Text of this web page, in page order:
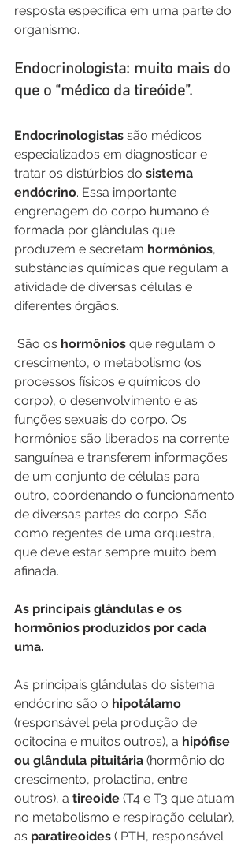
resposta específica em uma parte do
organismo.
Endocrinologista: muito mais do
que o “médico da tireóide”.
Endocrinologistas são médicos
especializados em diagnosticar e
tratar os distúrbios do sistema
endócrino. Essa importante
engrenagem do corpo humano é
formada por glândulas que
produzem e secretam hormônios,
substâncias químicas que regulam a
atividade de diversas células e
diferentes órgãos.
São os hormônios que regulam o
crescimento, o metabolismo (os
processos físicos e químicos do
corpo), o desenvolvimento e as
funções sexuais do corpo. Os
hormônios são liberados na corrente
sanguínea e transferem informações
de um conjunto de células para
outro, coordenando o funcionamento
de diversas partes do corpo. São
como regentes de uma orquestra,
que deve estar sempre muito bem
afinada.
As principais glândulas e os
hormônios produzidos por cada
uma.
As principais glândulas do sistema
endócrino são o hipotálamo
(responsável pela produção de
ocitocina e muitos outros), a hipófise
ou glândula pituitária (hormônio do
crescimento, prolactina, entre
outros), a tireoide (T4 e T3 que atuam
no metabolismo e respiração celular),
as paratireoides ( PTH, responsável